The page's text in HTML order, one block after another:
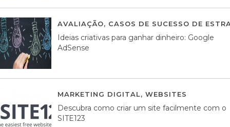
AVALIAÇÃO, CASOS DE SUCESSO DE
Ideias criativas para ganhar dinheiro: Google
AdSense
MARKETING DIGITAL, WEBSITES
Descubra como criar um site facilmente com o
SITE123